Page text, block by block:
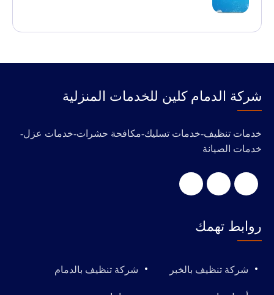
‭‬شركة الدمام كلين للخدمات المنزلية
خدمات تنظيف-خدمات تسليك-مكافحة حشرات-خدمات عزل-
خدمات الصيانة
روابط تهمك
شركة تنظيف بالخبر شركة تنظيف بالدمام